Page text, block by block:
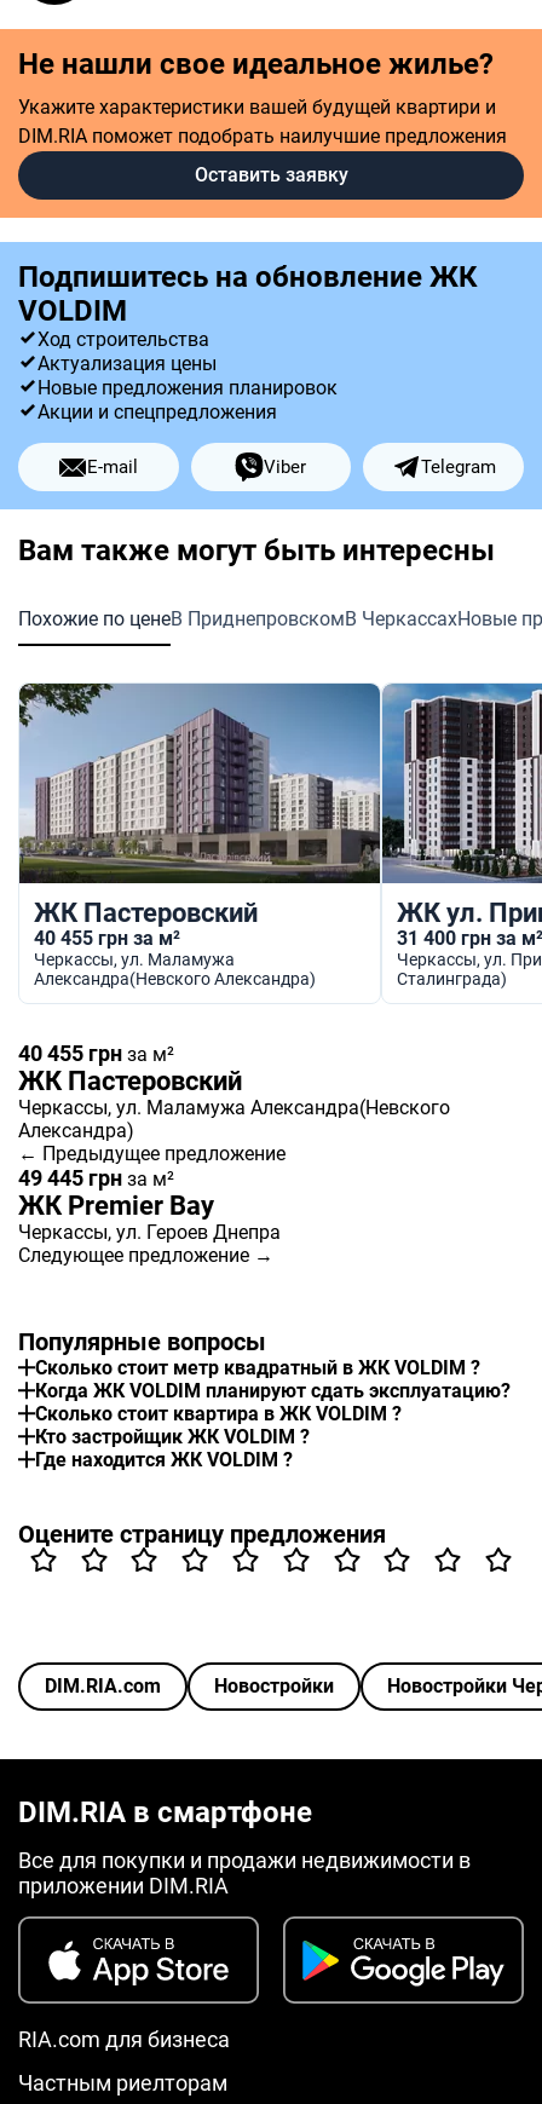
Не нашли свое идеальное жилье?
Укажите характеристики вашей будущей квартири и
DIM.RIA поможет подобрать наилучшие предложения
Оставить заявку
Подпишитесь на обновление ЖК
VOLDIM
Ход строительства
Актуализация цены
Новые предложения планировок
Акции и спецпредложения
E-mail Viber Telegram
Вам также могут быть интересны
Похожие по ценеВ ПриднепровскомВ ЧеркассахНовые
ЖК Пастеровский
40 455 грн за м²
Черкассы, ул. Маламужа
Александра(Невского Александра)
ЖК ул.
31 400 грн за м²
Черкассы, ул.
Сталинграда)
40 455 грн за м²
ЖК Пастеровский
Черкассы, ул. Маламужа Александра(Невского
Александра)
← Предыдущее предложение
49 445 грн за м²
ЖК Premier Bay
Черкассы, ул. Героев Днепра
Следующее предложение →
Популярные вопросы
Сколько стоит метр квадратный в ЖК VOLDIM ?
Когда ЖК VOLDIM планируют сдать эксплуатацию?
Сколько стоит квартира в ЖК VOLDIM ?
Кто застройщик ЖК VOLDIM ?
Где находится ЖК VOLDIM ?
Оцените страницу предложения
DIM.RIA.com Новостройки Новостройки
DIM.RIA в смартфоне
Все для покупки и продажи недвижимости в
приложении DIM.RIA
RIA.com для бизнеса
Частным риелторам